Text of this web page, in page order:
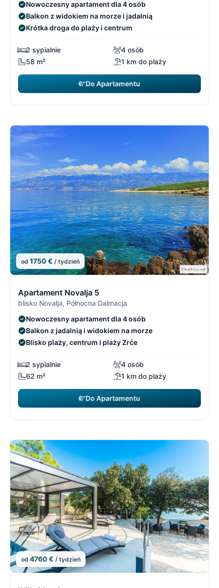
Nowoczesny apartament dla 4 osób
Balkon z widokiem na morze i jadalnią
Krótka droga do plaży i centrum
2 sypialnie
4 osób
58 m²
1 km do plaży
Do Apartamentu
od 1750 € / tydzień
Apartament Novalja 5
blisko Novalja, Północna Dalmacja
Nowoczesny apartament dla 4 osób
Balkon z jadalnią i widokiem na morze
Blisko plaży, centrum i plaży Zrće
2 sypialnie
4 osób
62 m²
1 km do plaży
Do Apartamentu
od 4760 € / tydzień